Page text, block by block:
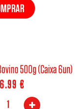
500g (Caixa 6un)
€